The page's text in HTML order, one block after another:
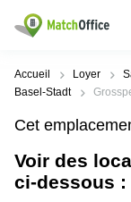
Rechercher / publier
Pages
de
Bureau
Villes
Populaires
Location
bureau
Recherches
populaires
Voie du
Chariot 3
Aide
Qui sommes-nous?
Accueil Loyer
Basel-Stadt
Cet
Voir des
ci-dessous :